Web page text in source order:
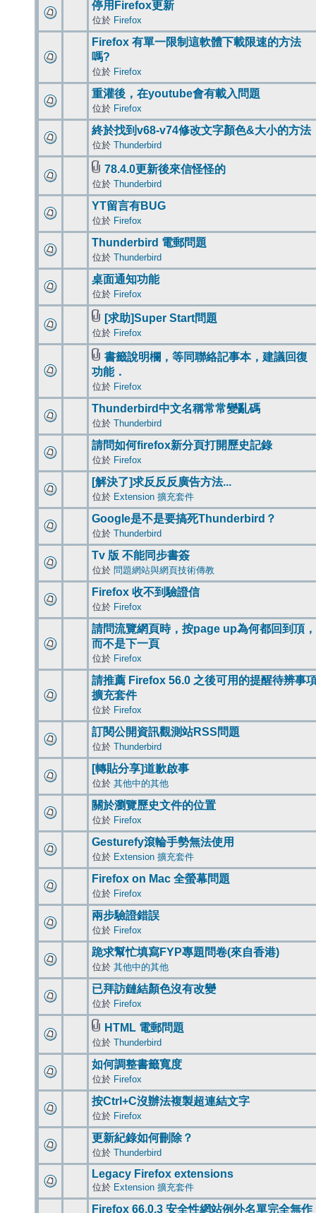
停用Firefox更新
位於 Firefox
Firefox 有單一限制這軟體下載限速的方法
嗎?
位於 Firefox
重灌後，在youtube會有載入問題
位於 Firefox
終於找到v68-v74修改文字顏色&大小的方法
位於 Thunderbird
78.4.0更新後來信怪怪的
位於 Thunderbird
YT留言有BUG
位於 Firefox
Thunderbird 電郵問題
位於 Thunderbird
桌面通知功能
位於 Firefox
[求助]Super Start問題
位於 Firefox
書籤說明欄，等同聯絡記事本，建議回復
功能．
位於 Firefox
Thunderbird中文名稱常常變亂碼
位於 Thunderbird
請問如何firefox新分頁打開歷史記錄
位於 Firefox
[解決了]求反反反廣告方法...
位於 Extension 擴充套件
Google是不是要搞死Thunderbird？
位於 Thunderbird
Tv 版 不能同步書簽
位於 問題網站與網頁技術傳教
Firefox 收不到驗證信
位於 Firefox
請問流覽網頁時，按page up為何都回到頂，
而不是下一頁
位於 Firefox
請推薦 Firefox 56.0 之後可用的提醒待辨事
擴充套件
位於 Firefox
訂閱公開資訊觀測站RSS問題
位於 Thunderbird
[轉貼分享]道歉啟事
位於 其他中的其他
關於瀏覽歷史文件的位置
位於 Firefox
Gesturefy滾輪手勢無法使用
位於 Extension 擴充套件
Firefox on Mac 全螢幕問題
位於 Firefox
兩步驗證錯誤
位於 Firefox
跪求幫忙填寫FYP專題問卷(來自香港)
位於 其他中的其他
已拜訪鏈結顏色沒有改變
位於 Firefox
HTML 電郵問題
位於 Thunderbird
如何調整書籤寬度
位於 Firefox
按Ctrl+C沒辦法複製超連結文字
位於 Firefox
更新紀錄如何刪除？
位於 Thunderbird
Legacy Firefox extensions
位於 Extension 擴充套件
Firefox 66.0.3 安全性網站例外名單完全無作